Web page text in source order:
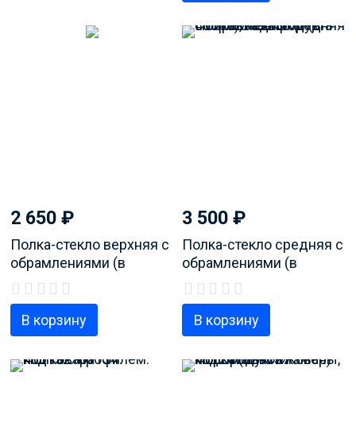
2 650 ₽
Полка-стекло верхняя с
обрамлениями (в
сборе), код продукта
480132101255
В корзину
3 500₽
Полка-стекло средняя с
обрамлениями (в
сборе), код продукта
480132101256
В корзину